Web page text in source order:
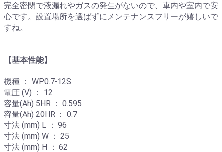
完全密閉で液漏れやガスの発生がないので、車内や室内で安
心です。設置場所を選ばずにメンテナンスフリーが嬉しいで
すね。
【基本性能】
機種 ： WP0.7-12S
電圧 (V) ： 12
容量(Ah) 5HR ： 0.595
容量(Ah) 20HR ： 0.7
寸法 (mm) L ： 96
寸法 (mm) W ： 25
寸法 (mm) H ： 62